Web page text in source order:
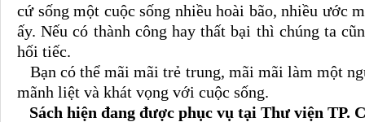
cứ sống một cuộc sống nhiều hoài bão, nhiều ước
ấy. Nếu có thành công hay thất bại thì chúng ta
hối tiếc.
Bạn có thể mãi mãi trẻ trung, mãi mãi làm một
mãnh liệt và khát vọng với cuộc sống.
Sách hiện đang được phục vụ tại Thư viện TP.